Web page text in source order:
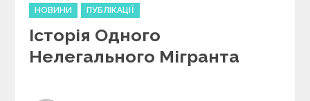
C
a
e
g
НОВИНИ ПУБЛІКАЦІЇ
Історія Одного
Нелегального Мігранта